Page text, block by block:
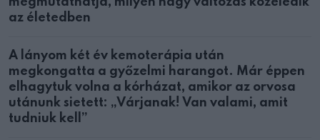
az életedben
A lányom két év kemoterápia után
megkongatta a győzelmi harangot. Már éppen
elhagytuk volna a kórházat, amikor az orvosa
utánunk sietett: „Várjanak! Van valami, amit
tudniuk kell”